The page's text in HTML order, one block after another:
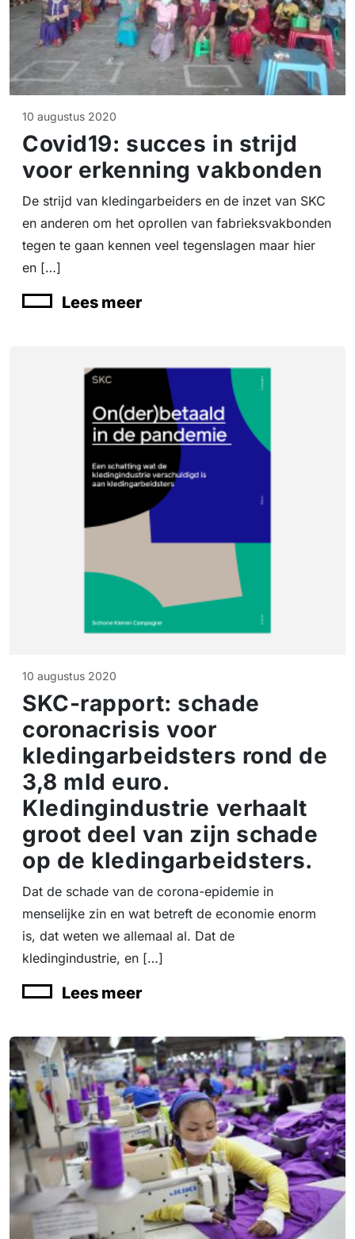
10 augustus 2020
Covid19: succes in strijd
voor erkenning vakbonden
De strijd van kledingarbeiders en de inzet van SKC
en anderen om het oprollen van fabrieksvakbonden
tegen te gaan kennen veel tegenslagen maar hier
en […]
Lees meer
10 augustus 2020
SKC-rapport: schade
coronacrisis voor
kledingarbeidsters rond de
3,8 mld euro.
Kledingindustrie verhaalt
groot deel van zijn schade
op de kledingarbeidsters.
Dat de schade van de corona-epidemie in
menselijke zin en wat betreft de economie enorm
is, dat weten we allemaal al. Dat de
kledingindustrie, en […]
Lees meer